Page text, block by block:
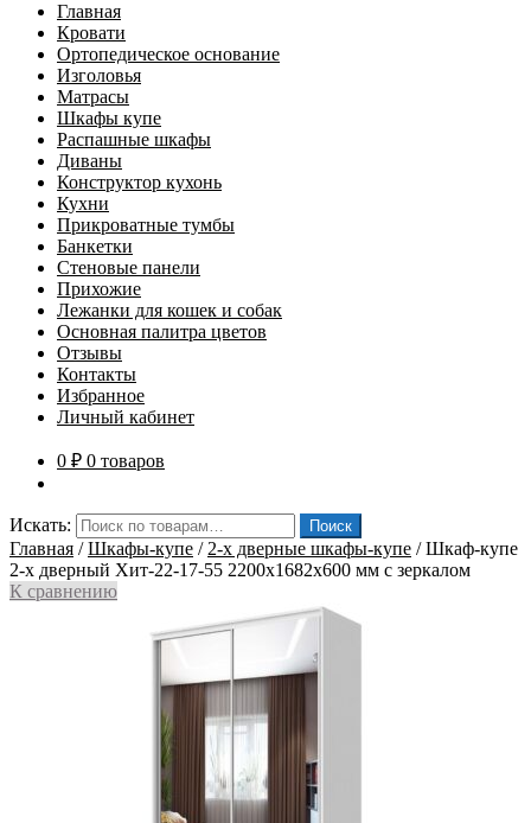
Главная
Кровати
Ортопедическое основание
Изголовья
Матрасы
Шкафы купе
Распашные шкафы
Диваны
Конструктор кухонь
Кухни
Прикроватные тумбы
Банкетки
Стеновые панели
Прихожие
Лежанки для кошек и собак
Основная палитра цветов
Отзывы
Контакты
Избранное
Личный кабинет
0 ₽ 0 товаров
Искать: Поиск
Главная /Шкафы-купе / 2-х дверные шкафы-купе /Шкаф-купе
2-х дверный Хит-22-17-55 2200x1682x600 мм с зеркалом
К сравнению